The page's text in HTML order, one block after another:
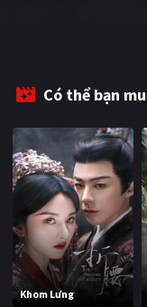
Có thể bạn
Khom Lưng